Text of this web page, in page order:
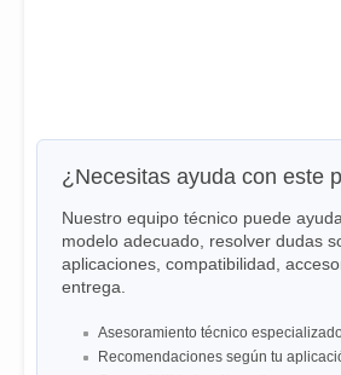
¿Necesitas ayuda con este
Nuestro equipo técnico puede
modelo adecuado, resolver dudas
aplicaciones, compatibilidad,
entrega.
Asesoramiento técnico
Recomendaciones según tu